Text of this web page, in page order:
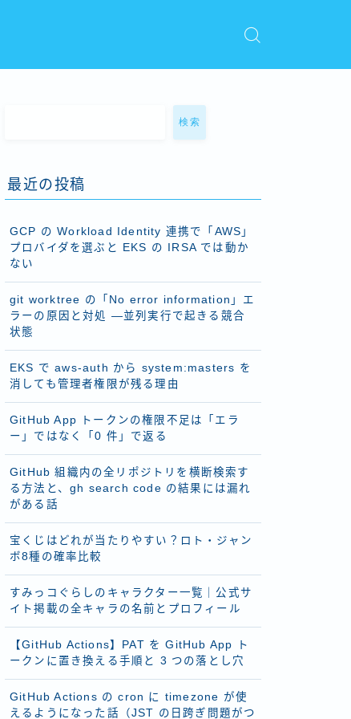
検索
最近の投稿
GCP の Workload Identity 連携で「AWS」
プロバイダを選ぶと EKS の IRSA では動か
ない
git worktree の「No error information」エ
ラーの原因と対処 ―並列実行で起きる競合
状態
EKS で aws-auth から system:masters を
消しても管理者権限が残る理由
GitHub App トークンの権限不足は「エラ
ー」ではなく「0 件」で返る
GitHub 組織内の全リポジトリを横断検索す
る方法と、gh search code の結果には漏れ
がある話
宝くじはどれが当たりやすい？ロト・ジャン
ボ8種の確率比較
すみっコぐらしのキャラクター一覧｜公式サ
イト掲載の全キャラの名前とプロフィール
【GitHub Actions】PAT を GitHub App ト
ークンに置き換える手順と 3 つの落とし穴
GitHub Actions の cron に timezone が使
えるようになった話（JST の日跨ぎ問題がつ